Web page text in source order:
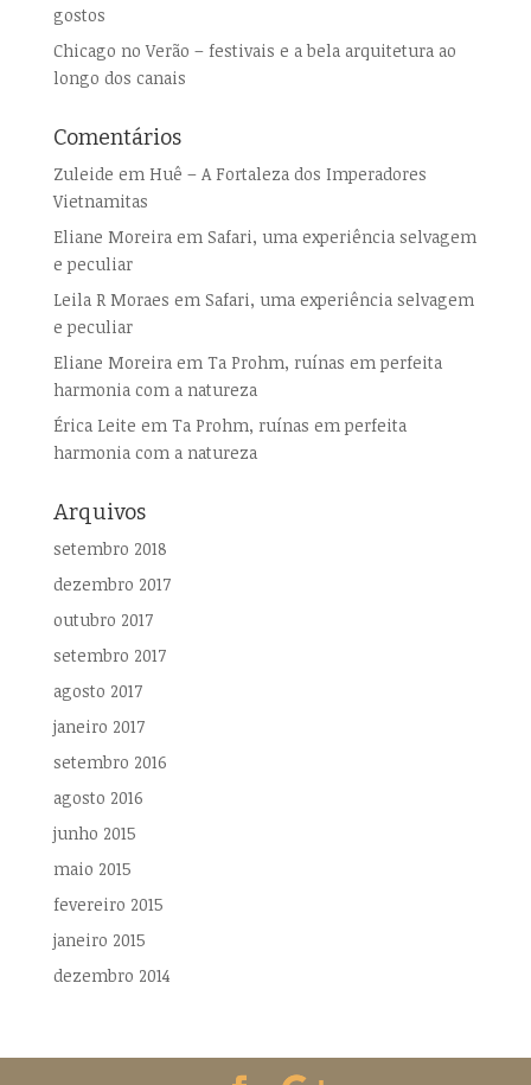
gostos
Chicago no Verão – festivais e a bela arquitetura ao
longo dos canais
Comentários
Zuleide em Huê – A Fortaleza dos Imperadores
Vietnamitas
Eliane Moreiraem Safari, uma experiência selvagem
e peculiar
Leila R Moraes em Safari, uma experiência selvagem
e peculiar
Eliane Moreiraem Ta Prohm, ruínas em perfeita
harmonia com a natureza
Érica Leite em Ta Prohm, ruínas em perfeita
harmonia com a natureza
Arquivos
setembro 2018
dezembro 2017
outubro 2017
setembro 2017
agosto 2017
janeiro 2017
setembro 2016
agosto 2016
junho 2015
maio 2015
fevereiro 2015
janeiro 2015
dezembro 2014